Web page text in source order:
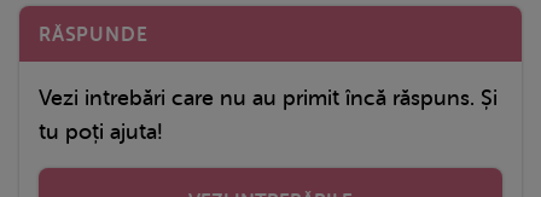
RĂSPUNDE
Vezi intrebări care nu au primit încă răspuns. Și
tu poți ajuta!